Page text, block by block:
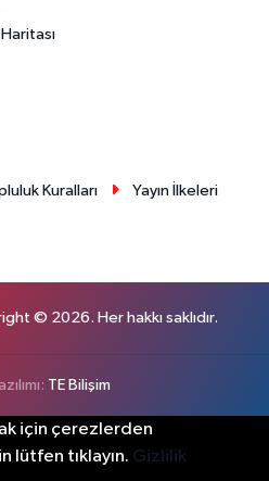
Kuralları
Yayın İlkeleri
© 2026. Her hakkı saklıdır.
TE Bilişim
için çerezlerden
lütfen tıklayın. Gizlilik